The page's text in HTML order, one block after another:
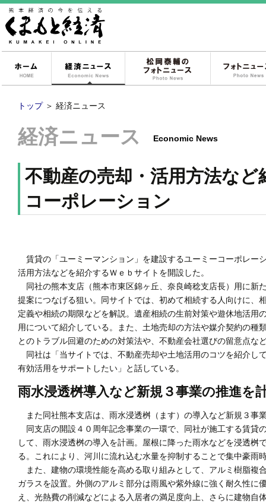
経済ニュース
トップ ＞ 経済ニュース
経済ニュース Economic News
不動産の売却・活用方法な
コーポレーション
賃貸の「ユーミーマンション」を建設するユーミーコーポレー
活用方法などを紹介するＷｅｂサイトを開設した。
同社の熊本支店（熊本市東区錦ヶ丘、奈良崎稔支店長）用に新
提案につなげる狙い。同サイトでは、初めて相続する人向けに
定義や相続の期限などを解説。遺産相続の生前対策や遊休地活
用について紹介している。また、土地売却の方法や媒介契約の
とのトラブル回避のための対策法や、不動産会社選びの留意点な
同社は「当サイトでは、不動産売却や土地活用のコツを紹介し
有効活用をサポートしたい」と話している。
雨水浸透桝導入など新規３事業の推進を
また同社熊本支店は、雨水浸透桝（ます）の導入など新規３事
同支店の開設４０周年記念事業の一環で、同社が施工する賃貸
して、雨水浸透桝の導入を計画。屋根に降った雨水などを浸透
る。これにより、河川に流れ込む水量を抑制することで集中豪雨
また、建物の環境性能を高める取り組みとして、アルミ樹脂複
ガラスを設置。外側のアルミ部分は雨風や紫外線に強く耐久性
え、光熱費の削減などによる入居者の満足度向上、さらに建物自